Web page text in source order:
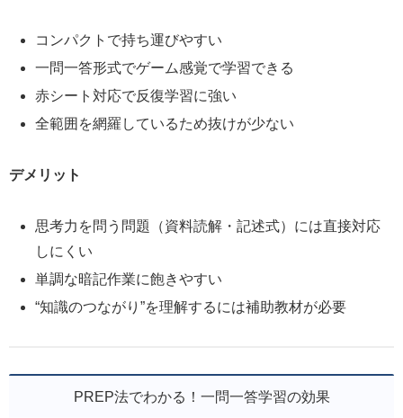
コンパクトで持ち運びやすい
一問一答形式でゲーム感覚で学習できる
赤シート対応で反復学習に強い
全範囲を網羅しているため抜けが少ない
デメリット
思考力を問う問題（資料読解・記述式）には直接対応
しにくい
単調な暗記作業に飽きやすい
“知識のつながり”を理解するには補助教材が必要
PREP法でわかる！一問一答学習の効果